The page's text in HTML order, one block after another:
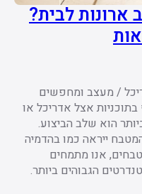
ארונות לבית?
/ מעצב ומחפשים
אצל אדריכל או
הוא שלב הביצוע.
ייראה כמו בהדמיה
אנו מתמחים
הגבוהים ביותר.